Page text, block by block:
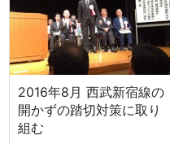
2016年8月 西武新宿線の
開かずの踏切対策に取り
組む